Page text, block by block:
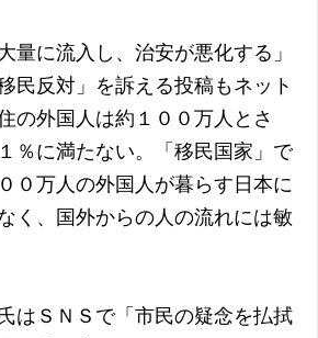
量に流入し、治安が悪化する」
民反対」を訴える投稿もネット
の外国人は約１００万人とさ
％に満たない。「移民国家」で
０万人の外国人が暮らす日本に
く、国外からの人の流れには敏
はＳＮＳで「市民の疑念を払拭